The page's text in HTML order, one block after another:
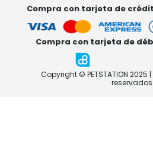
Compra con tarjeta de
Compra con tarjeta de
Copyright © PETSTATION
reservados.